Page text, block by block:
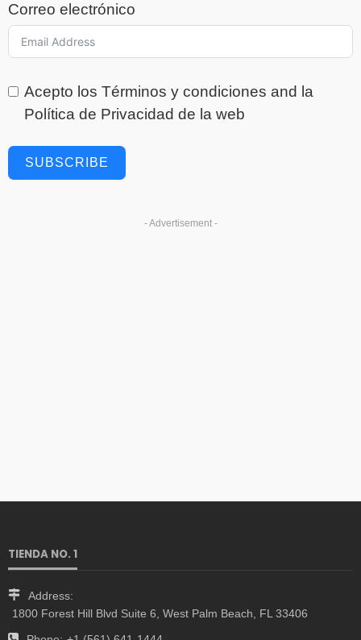
Correo electrónico
Acepto los Términos y condiciones and la
Política de Privacidad de la web
SUBSCRIBE
- Advertisement -
TIENDA NO. 1
Address:
1800 Forest Hill Blvd Suite 6, West Palm Beach, FL 33406